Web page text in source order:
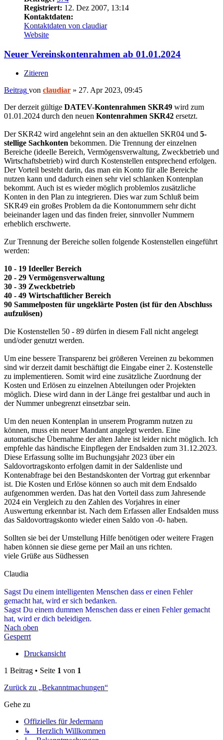
Registriert: 12. Dez 2007, 13:14
Kontaktdaten:
Kontaktdaten von claudiar
Website
Neuer Vereinskontenrahmen ab 01.01.2024
Zitieren
Beitrag von claudiar » 27. Apr 2023, 09:45
Der derzeit gültige DATEV-Kontenrahmen SKR49 wird zum
01.01.2024 durch den neuen Kontenrahmen SKR42 ersetzt.
Der SKR42 wird angelehnt sein an den aktuellen SKR04 und 5-
stellige Sachkonten bekommen. Die Trennung der einzelnen
Bereiche (ideelle Bereich, Vermögensverwaltung, Zweckbetrieb und
Wirtschaftsbetrieb) wird durch Kostenstellen entsprechend erfolgen.
Der Vorteil besteht darin, das man ein Konto für alle Bereiche
nutzen kann und dadurch einen sehr viel schlanken Kontenplan
bekommt. Auch ist es wieder möglich problemlos zusätzliche
Konten in den Plan zu integrieren. Dies war zum Schluß beim
SKR49 ein großes Problem da die Kontonummern sehr dicht
beieinander lagen und das finden freier, sinnvoller Nummern
erheblich erschwerte.
Zur Trennung der Bereiche sollen folgende Kostenstellen eingeführt
werden:
10 - 19 Ideeller Bereich
20 - 29 Vermögensverwaltung
30 - 39 Zweckbetrieb
40 - 49 Wirtschaftlicher Bereich
90 Sammelposten für ungeklärte Posten (ist für den Abschluss
aufzulösen)
Die Kostenstellen 50 - 89 dürfen in diesem Fall nicht angelegt
und/oder genutzt werden.
Um eine bessere Transparenz bei größeren Vereinen zu bekommen
sind wir derzeit damit beschäftigt die Eingabe einer 2. Kostenstelle
zu implementieren. Somit wird eine zusätzliche Zuordnung der
Kosten und Erlösen zu einzelnen Abteilungen oder Projekten
möglich. Diese wird dann in der Länge frei gestaltbar und auch in
der Nummer unbegrenzt einsetzbar sein.
Um den neuen Kontenplan in unserem Programm nutzen zu
können, muss ein neuer Mandant angelegt werden. Eine
automatische Übernahme der alten Jahre ist leider nicht möglich. Ich
empfehle das händische Einpflegen der Endsalden zum 31.12.2023.
Diese Erfassung sollte im Buchungsjahr 2023 über ein
Saldovortragskonto erfolgen damit in der Saldenliste und
Kontenabfrage bei den Bestandskonten der Vortrag gut erkennbar
ist. Die Kosten und Erlöse können so auch mit dem Endsaldo
aufgenommen werden. Das hat den Vorteil dass zum Jahresende
2024 ein Vergleich zu den Zahlen des Vorjahres in einer
Auswertung erkennbar ist. Nach dem Erfassen aller Endsalden muss
das Saldovortragskonto wieder einen Saldo von -0- haben.
Sollten sie bei der Umstellung Hilfe benötigen oder weitere Fragen
haben können sie diese gerne per Mail an uns richten.
viele Grüße aus Südhessen
Claudia
Sagst Du einem intelligenten Menschen dass er einen Fehler
gemacht hat, wird er sich bedanken.
Sagst Du einem dummen Menschen dass er einen Fehler gemacht
hat, wird er dich beleidigen.
Nach oben
Gesperrt
Druckansicht
1 Beitrag • Seite 1 von 1
Zurück zu „Bekanntmachungen“
Gehe zu
Offizielles für Jedermann
↳ Herzlich Willkommen